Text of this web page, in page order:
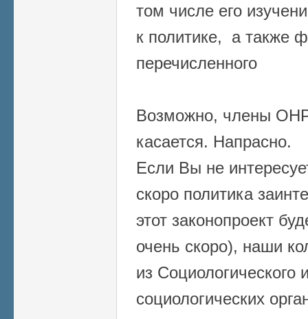
том числе его
к политике, а также​
перечисленного
Возможно, члены
касается. Напрасно.
Если Вы не
скоро политика
этот законопроект
очень скоро), наши
из Социологического
социологических